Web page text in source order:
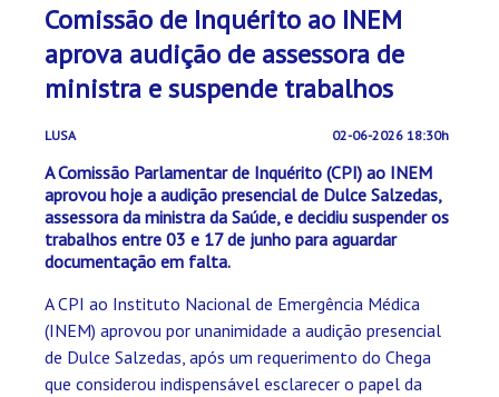
Comissão de Inquérito ao INEM
aprova audição de assessora de
ministra e suspende trabalhos
LUSA 02-06-2026 18:30h
A Comissão Parlamentar de Inquérito (CPI) ao INEM
aprovou hoje a audição presencial de Dulce Salzedas,
assessora da ministra da Saúde, e decidiu suspender os
trabalhos entre 03 e 17 de junho para aguardar
documentação em falta.
A CPI ao Instituto Nacional de Emergência Médica
(INEM) aprovou por unanimidade a audição presencial
de Dulce Salzedas, após um requerimento do Chega
que considerou indispensável esclarecer o papel da